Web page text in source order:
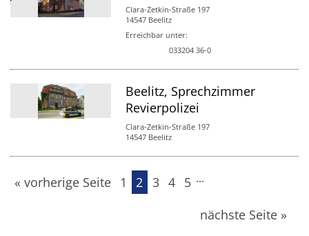
Clara-Zetkin-Straße 197
14547 Beelitz
Erreichbar unter:
033204 36-0
Beelitz, Sprechzimmer
Revierpolizei
Clara-Zetkin-Straße 197
14547 Beelitz
« vorherige Seite 1 2 3 4 5 ...
nächste Seite »